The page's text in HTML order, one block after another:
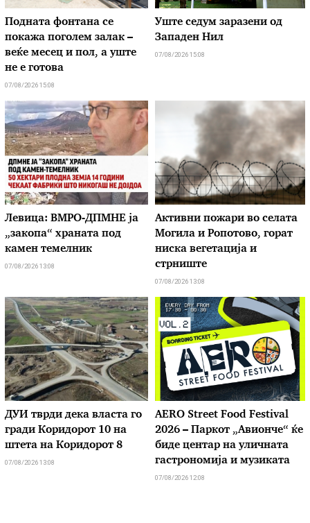
Подната фонтана се
покажа поголем залак –
веќе месец и пол, а уште
не е готова
07/08/2026 15:08
Уште седум заразени од
Западен Нил
07/08/2026 15:08
Левица: ВМРО-ДПМНЕ ја
„закопа“ храната под
камен темелник
07/08/2026 13:08
Активни пожари во селата
Могила и Ропотово, горат
ниска вегетација и
стрниште
07/08/2026 13:08
ДУИ тврди дека власта го
гради Коридорот 10 на
штета на Коридорот 8
07/08/2026 13:08
AERO Street Food Festival
2026 – Паркот „Авионче“ ќе
биде центар на уличната
гастрономија и музиката
07/08/2026 12:08